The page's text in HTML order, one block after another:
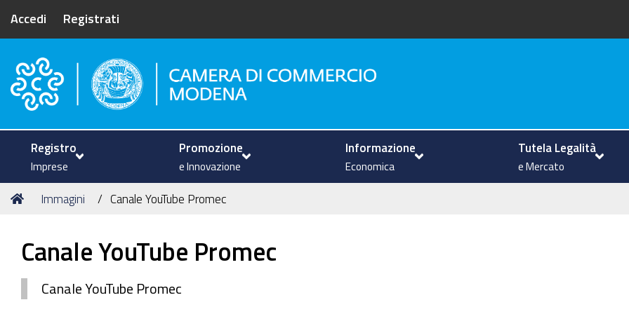
Accedi Registrati
Camera di Commercio di Modena
Registro
Imprese
Promozione
e Innovazione
Informazione
Economica
Tutela Legalità
e Mercato
Tu
Home
Immagini Canale YouTube Promec
Canale YouTube Promec
Canale YouTube Promec